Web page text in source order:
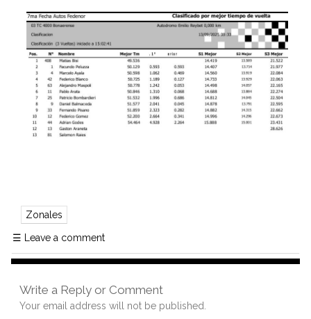
Zonales
☰ Leave a comment
Write a Reply or Comment
Your email address will not be published.